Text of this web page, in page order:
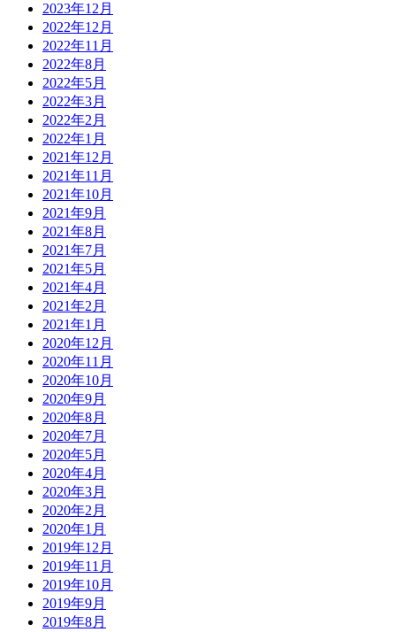
2023年12月
2022年12月
2022年11月
2022年8月
2022年5月
2022年3月
2022年2月
2022年1月
2021年12月
2021年11月
2021年10月
2021年9月
2021年8月
2021年7月
2021年5月
2021年4月
2021年2月
2021年1月
2020年12月
2020年11月
2020年10月
2020年9月
2020年8月
2020年7月
2020年5月
2020年4月
2020年3月
2020年2月
2020年1月
2019年12月
2019年11月
2019年10月
2019年9月
2019年8月